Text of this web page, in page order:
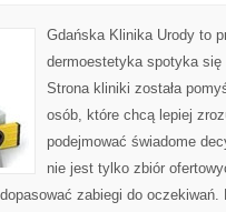
Gdańska Klinika Urody to
dermoestetyka spotyka
Strona kliniki została
osób, które chcą lepiej
podejmować świadome
nie jest tylko zbiór
zabiegi do